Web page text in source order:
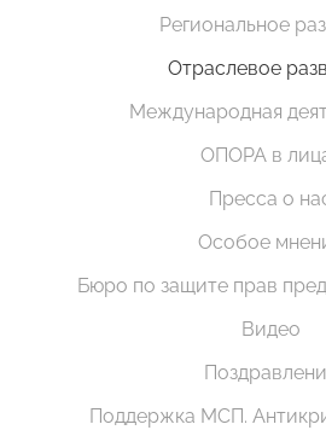
Региональное
Отраслевое
Международная
ОПОРА в
Пресса о
Особое
Бюро по защите прав
Видео
Поддержка МСП.